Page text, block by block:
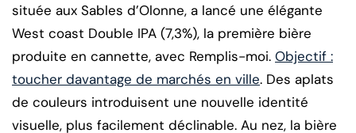
située aux Sables d’Olonne, a lancé une élégante
West coast Double IPA (7,3%), la première bière
produite en cannette, avec Remplis-moi. Objectif :
toucher davantage de marchés en ville. Des aplats
de couleurs introduisent une nouvelle identité
visuelle, plus facilement déclinable. Au nez, la bière